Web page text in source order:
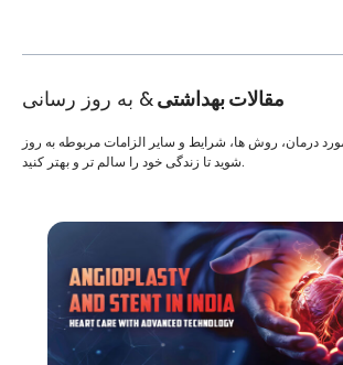
مقالات بهداشتی& به روز رسانی
درمان، روش ها، شرایط و سایر الزامات مربوطه به روز
شوید تا زندگی خود را سالم تر و بهتر کنید.